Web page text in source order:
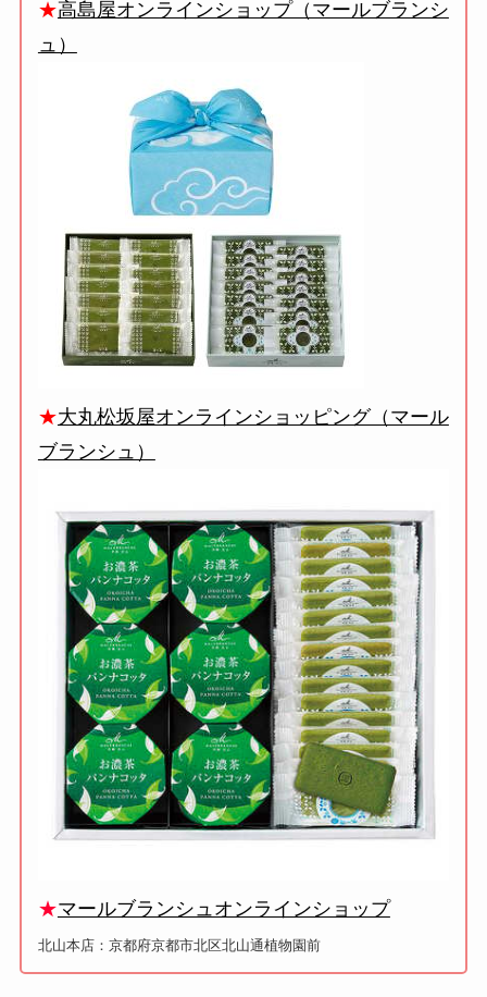
★高島屋オンラインショップ（マールブランシ
ュ）
★大丸松坂屋オンラインショッピング（マール
ブランシュ）
★マールブランシュオンラインショップ
北山本店：京都府京都市北区北山通植物園前